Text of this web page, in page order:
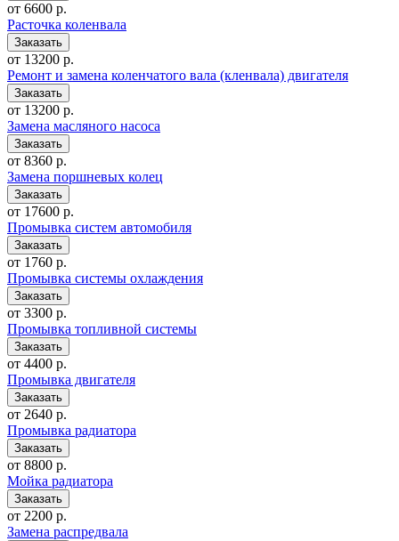
от 6600 р.
Расточка коленвала
от 13200 р.
Ремонт и замена коленчатого вала (кленвала) двигателя
от 13200 р.
Замена масляного насоса
от 8360 р.
Замена поршневых колец
от 17600 р.
Промывка систем автомобиля
от 1760 р.
Промывка системы охлаждения
от 3300 р.
Промывка топливной системы
от 4400 р.
Промывка двигателя
от 2640 р.
Промывка радиатора
от 8800 р.
Мойка радиатора
от 2200 р.
Замена распредвала